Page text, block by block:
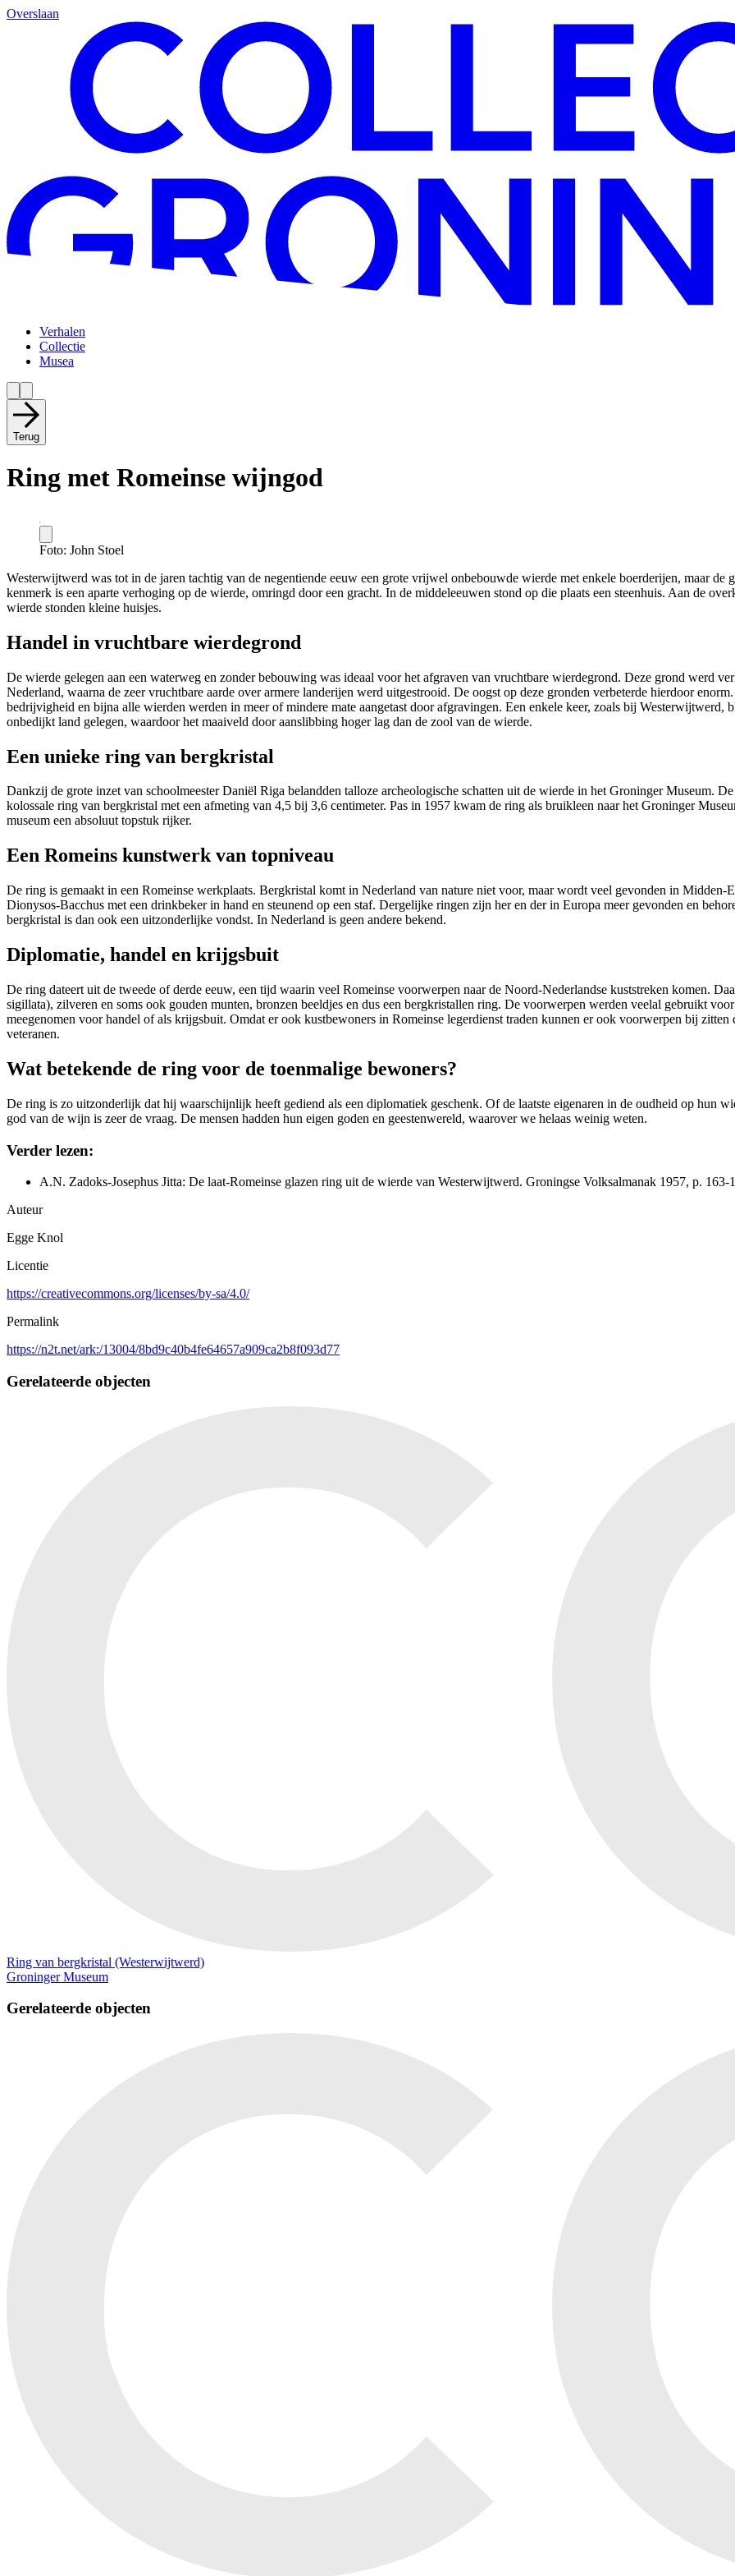
Overslaan
Verhalen
Collectie
Musea
Terug
Ring met Romeinse wijngod
Foto: John Stoel
Westerwijtwerd was tot in de jaren tachtig van de negentiende eeuw een grote vrijwel onbebouwde wierde met enkele boerderijen, maar
kenmerk is een aparte verhoging op de wierde, omringd door een gracht. In de middeleeuwen stond op die plaats een steenhuis. Aan de
wierde stonden kleine huisjes.
Handel in vruchtbare wierdegrond
De wierde gelegen aan een waterweg en zonder bebouwing was ideaal voor het afgraven van vruchtbare wierdegrond. Deze grond werd
Nederland, waarna de zeer vruchtbare aarde over armere landerijen werd uitgestrooid. De oogst op deze gronden verbeterde hierdoor
bedrijvigheid en bijna alle wierden werden in meer of mindere mate aangetast door afgravingen. Een enkele keer, zoals bij Westerwijtwerd,
onbedijkt land gelegen, waardoor het maaiveld door aanslibbing hoger lag dan de zool van de wierde.
Een unieke ring van bergkristal
Dankzij de grote inzet van schoolmeester Daniël Riga belandden talloze archeologische schatten uit de wierde in het Groninger Museum.
kolossale ring van bergkristal met een afmeting van 4,5 bij 3,6 centimeter. Pas in 1957 kwam de ring als bruikleen naar het Groninger
museum een absoluut topstuk rijker.
Een Romeins kunstwerk van topniveau
De ring is gemaakt in een Romeinse werkplaats. Bergkristal komt in Nederland van nature niet voor, maar wordt veel gevonden in
Dionysos-Bacchus met een drinkbeker in hand en steunend op een staf. Dergelijke ringen zijn her en der in Europa meer gevonden en
bergkristal is dan ook een uitzonderlijke vondst. In Nederland is geen andere bekend.
Diplomatie, handel en krijgsbuit
De ring dateert uit de tweede of derde eeuw, een tijd waarin veel Romeinse voorwerpen naar de Noord-Nederlandse kuststreken komen.
sigillata), zilveren en soms ook gouden munten, bronzen beeldjes en dus een bergkristallen ring. De voorwerpen werden veelal gebruikt
meegenomen voor handel of als krijgsbuit. Omdat er ook kustbewoners in Romeinse legerdienst traden kunnen er ook voorwerpen bij
veteranen.
Wat betekende de ring voor de toenmalige bewoners?
De ring is zo uitzonderlijk dat hij waarschijnlijk heeft gediend als een diplomatiek geschenk. Of de laatste eigenaren in de oudheid op hun
god van de wijn is zeer de vraag. De mensen hadden hun eigen goden en geestenwereld, waarover we helaas weinig weten.
Verder lezen:
A.N. Zadoks-Josephus Jitta: De laat-Romeinse glazen ring uit de wierde van Westerwijtwerd. Groningse Volksalmanak 1957, p. 163-
Auteur
Egge Knol
Licentie
https://creativecommons.org/licenses/by-sa/4.0/
Permalink
https://n2t.net/ark:/13004/8bd9c40b4fe64657a909ca2b8f093d77
Gerelateerde objecten
Ring van bergkristal (Westerwijtwerd)
Groninger Museum
Gerelateerde objecten